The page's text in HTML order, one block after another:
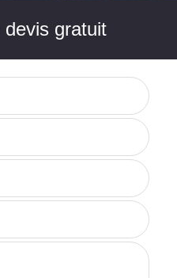
devis gratuit